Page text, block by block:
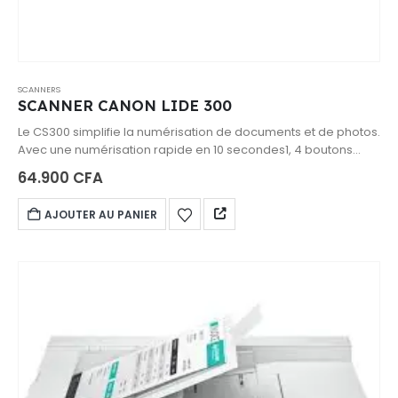
SCANNERS
SCANNER CANON LIDE 300
Le CS300 simplifie la numérisation de documents et de photos.
Avec une numérisation rapide en 10 secondes1, 4 boutons
« EZ » et une résolution de 2 400 x 2 400 ppp2, le CS300 offre
d'excellentes fonctionnalités dans un format compact.
64.900 CFA
AJOUTER AU PANIER